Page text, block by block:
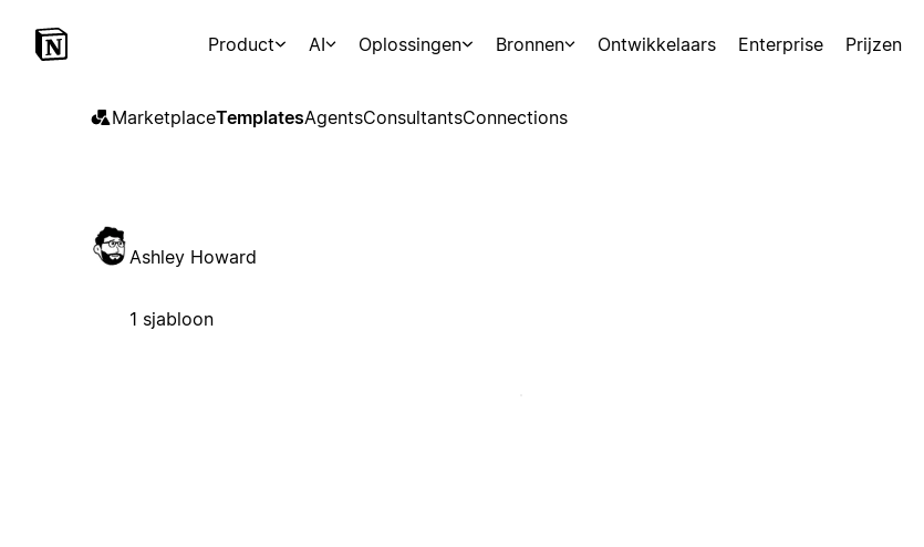
Product AI Oplossingen Bronnen Ontwikkelaars Enterprise Prijzen
MarketplaceTemplatesAgentsConsultantsConnections
Ashley Howard
1 sjabloon